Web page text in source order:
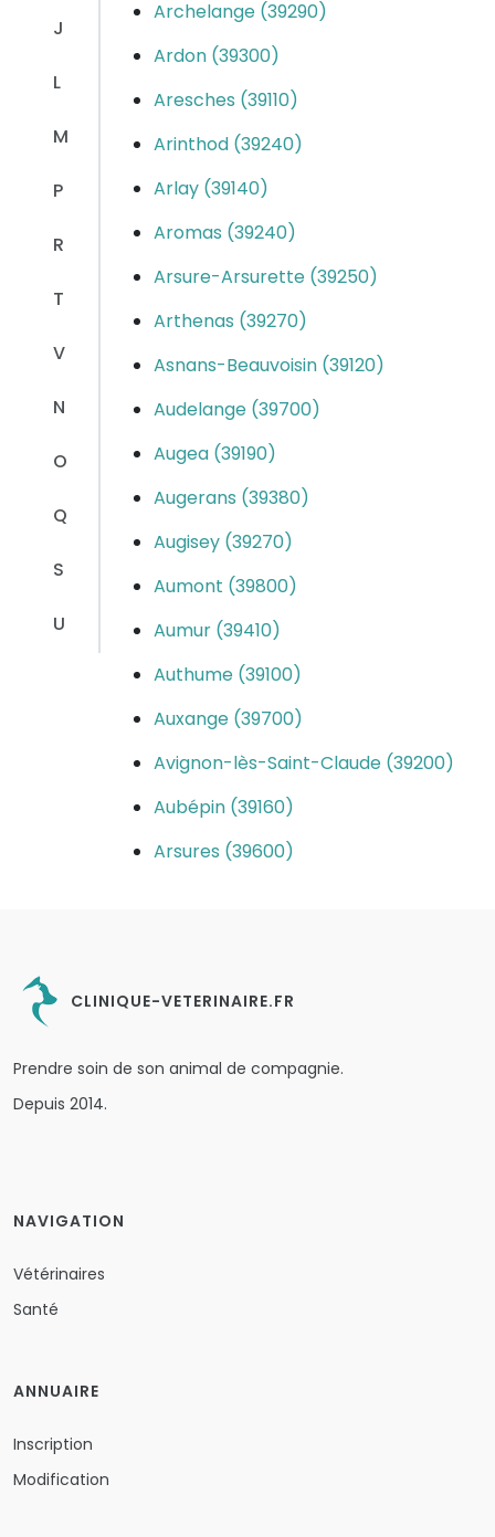
J
L
M
P
R
T
V
N
O
Q
S
U
Archelange (39290)
Ardon (39300)
Aresches (39110)
Arinthod (39240)
Arlay (39140)
Aromas (39240)
Arsure-Arsurette (39250)
Arthenas (39270)
Asnans-Beauvoisin (39120)
Audelange (39700)
Augea (39190)
Augerans (39380)
Augisey (39270)
Aumont (39800)
Aumur (39410)
Authume (39100)
Auxange (39700)
Avignon-lès-Saint-Claude (39200)
Aubépin (39160)
Arsures (39600)
CLINIQUE-VETERINAIRE.FR
Prendre soin de son animal de compagnie.
Depuis 2014.
NAVIGATION
Vétérinaires
Santé
ANNUAIRE
Inscription
Modification